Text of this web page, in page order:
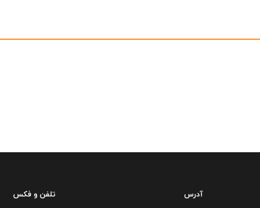
آدرس تلفن و فکس